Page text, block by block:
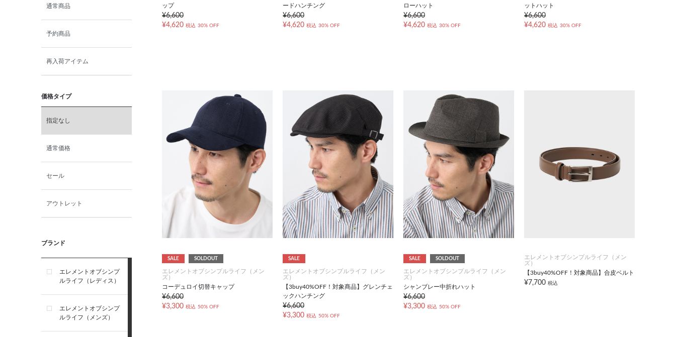
通常商品
予約商品
再入荷アイテム
価格タイプ
指定なし
通常価格
セール
アウトレット
ブランド
エレメントオブシンプ
ルライフ（レディス）
エレメントオブシンプ
ルライフ（メンズ）
ップ
¥6,600
¥4,620 税込 30% OFF
ードハンチング
¥6,600
¥4,620 税込 30% OFF
ローハット
¥6,600
¥4,620 税込 30% OFF
ットハット
¥6,600
¥4,620 税込 30% OFF
SALE SOLDOUT
エレメントオブシンプルライフ（メン
ズ）
コーデュロイ切替キャップ
¥6,600
¥3,300 税込 50% OFF
SALE
エレメントオブシンプルライフ（メン
ズ）
【3buy40%OFF！対象商品】グレンチェ
ックハンチング
¥6,600
¥3,300 税込 50% OFF
SALE SOLDOUT
エレメントオブシンプルライフ（メン
ズ）
シャンブレー中折れハット
¥6,600
¥3,300 税込 50% OFF
エレメントオブシンプルライフ（メン
ズ）
【3buy40%OFF！対象商品】合皮ベルト
¥7,700 税込